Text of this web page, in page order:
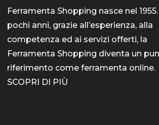
Ferramenta Shopping nasce nel
pochi anni, grazie all’esperienza, alla
competenza ed ai servizi offerti, la
Ferramenta Shopping diventa un
riferimento come ferramenta online.
SCOPRI DI PIÙ